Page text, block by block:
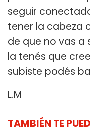
seguir
tener la cabeza
de que no vas a
la tenés que
subiste podés
L.M
TAMBIÉN TE